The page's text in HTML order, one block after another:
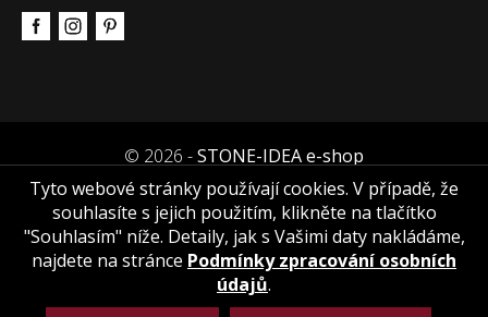
© 2026 -STONE-IDEA e-shop
Tyto webové stránky používají cookies. V případě, že
souhlasíte s jejich použitím, klikněte na tlačítko
"Souhlasím" níže. Detaily, jak s Vašimi daty nakládáme,
najdete na stránce Podmínky zpracování osobních
údajů.